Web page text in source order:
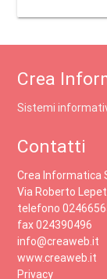
Crea
Sistemi
Contatti
Crea Informatica
Via Roberto
telefono
fax 024390496
info@creaweb.it
www.creaweb.it
Privacy